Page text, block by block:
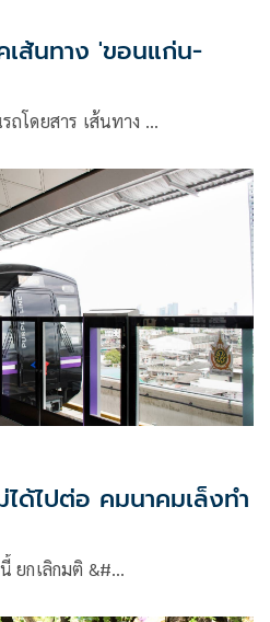
ส้นทาง 'ขอนแก่น-
ถโดยสาร เส้นทาง …
ด้ไปต่อ คมนาคมเล็งทำ
ยกเลิกมติ &#…